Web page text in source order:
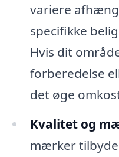
variere
specifikke
Hvis dit
forberedelse
det øge
Kvalitet og
mærker